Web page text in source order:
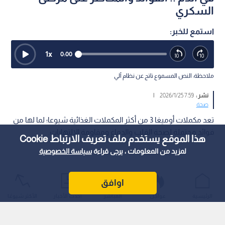
هذا الموقع يستخدم ملف تعريف الارتباط Cookie
لمزيد من المعلومات ، يرجى قراءةسياسة الخصوصية
اوافق
السكري
استمع للخبر:
0:00
1x
ملاحظة: النص المسموع ناتج عن نظام آلي
نشر :7:59 2026/1/25
|
صحة
تعد مكملات أوميغا 3 من أكثر المكملات الغذائية شيوعا؛ لما لها من
عواجل المباشر أحدث الأخبار